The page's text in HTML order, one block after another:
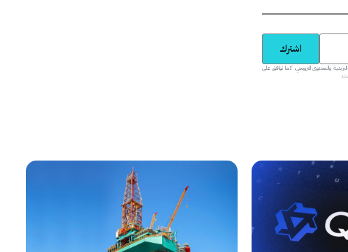
اشترك
على تلقي النشرات البريدية والمحتوى الترويجي، كما توافق على